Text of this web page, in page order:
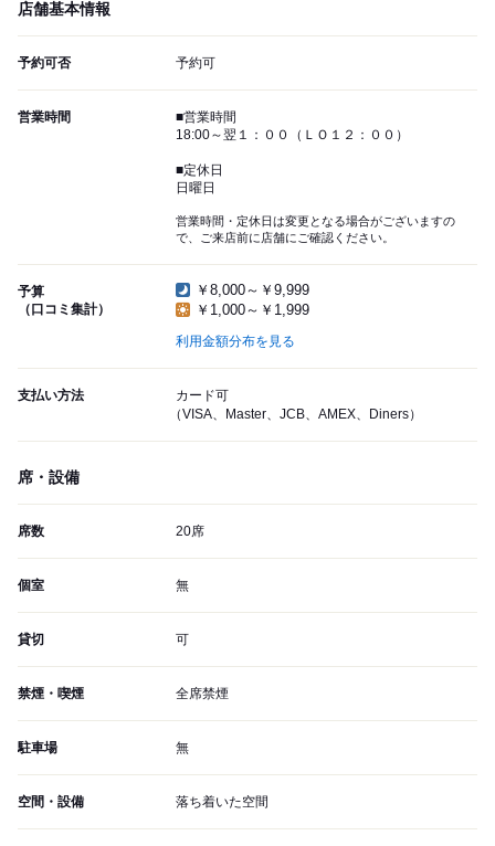
店舗基本情報
予約可否 予約可
営業時間
■営業時間
18:00～翌１：００（ＬＯ１２：００）
■定休日
日曜日
営業時間・定休日は変更となる場合がございますの
で、ご来店前に店舗にご確認ください。
予算
（口コミ集計）
￥8,000～￥9,999
￥1,000～￥1,999
利用金額分布を見る
支払い方法
カード可
（VISA、Master、JCB、AMEX、Diners）
席・設備
席数 20席
個室 無
貸切 可
禁煙・喫煙 全席禁煙
駐車場 無
空間・設備 落ち着いた空間